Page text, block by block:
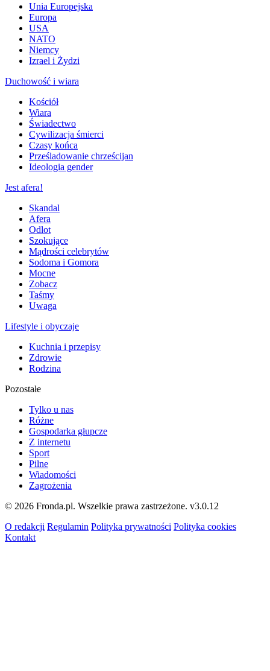
Unia Europejska
Europa
USA
NATO
Niemcy
Izrael i Żydzi
Duchowość i wiara
Kościół
Wiara
Świadectwo
Cywilizacja śmierci
Czasy końca
Prześladowanie chrześcijan
Ideologia gender
Jest afera!
Skandal
Afera
Odlot
Szokujące
Mądrości celebrytów
Sodoma i Gomora
Mocne
Zobacz
Taśmy
Uwaga
Lifestyle i obyczaje
Kuchnia i przepisy
Zdrowie
Rodzina
Pozostałe
Tylko u nas
Różne
Gospodarka głupcze
Z internetu
Sport
Pilne
Wiadomości
Zagrożenia
© 2026 Fronda.pl. Wszelkie prawa zastrzeżone. v3.0.12
O redakcji Regulamin Polityka prywatności Polityka cookies
Kontakt